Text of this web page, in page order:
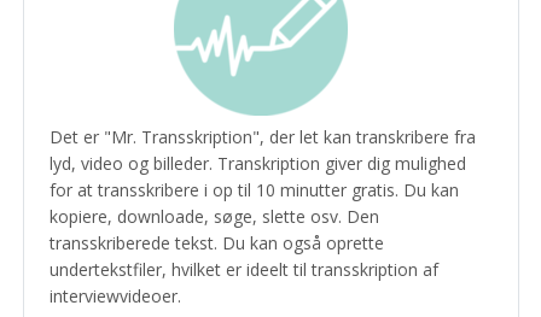
Det er "Mr. Transskription", der let kan transkribere fra
lyd, video og billeder. Transkription giver dig mulighed
for at transskribere i op til 10 minutter gratis. Du kan
kopiere, downloade, søge, slette osv. Den
transskriberede tekst. Du kan også oprette
undertekstfiler, hvilket er ideelt til transskription af
interviewvideoer.